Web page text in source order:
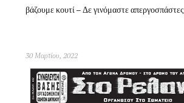
βάζουμε κουτί – Δε γινόμαστε απεργοσπάστες
30 Μαρτίου, 2022